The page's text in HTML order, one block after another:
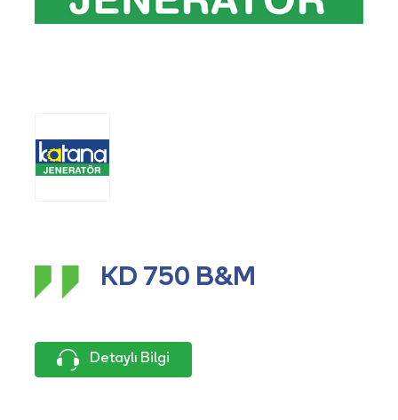
KD 750 B&M
Detaylı Bilgi